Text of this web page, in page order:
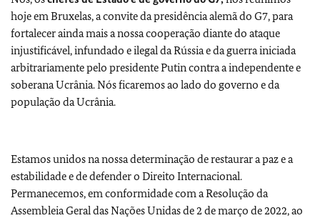
hoje em Bruxelas, a convite da presidência alemã do G7, para
fortalecer ainda mais a nossa cooperação diante do ataque
injustificável, infundado e ilegal da Rússia e da guerra iniciada
arbitrariamente pelo presidente Putin contra a independente e
soberana Ucrânia. Nós ficaremos ao lado do governo e da
população da Ucrânia.
Estamos unidos na nossa determinação de restaurar a paz e a
estabilidade e de defender o Direito Internacional.
Permanecemos, em conformidade com a Resolução da
Assembleia Geral das Nações Unidas de 2 de março de 2022, ao